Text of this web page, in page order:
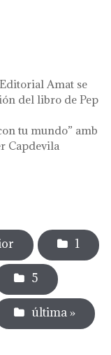
Amat se
del libro de Pep
tu mundo” amb
Capdevila
de pep lladó
dialogar con
1
5
última »